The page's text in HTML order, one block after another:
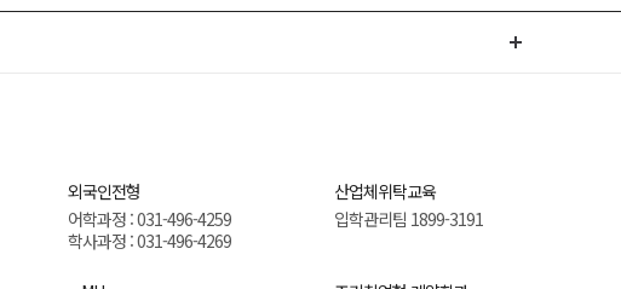
외국인전형
어학과정 : 031-496-4259
학사과정 : 031-496-4269
산업체위탁교육
입학관리팀 1899-3191